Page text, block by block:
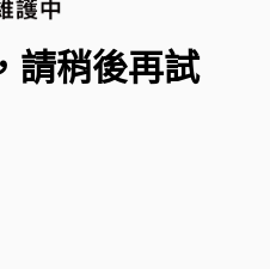
請稍後再試